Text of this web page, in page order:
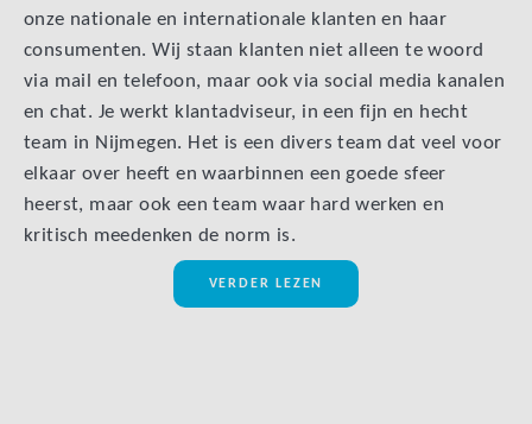
onze nationale en internationale klanten en haar
consumenten. Wij staan klanten niet alleen te woord
via mail en telefoon, maar ook via social media kanalen
en chat. Je werkt klantadviseur, in een fijn en hecht
team in Nijmegen. Het is een divers team dat veel voor
elkaar over heeft en waarbinnen een goede sfeer
heerst, maar ook een team waar hard werken en
kritisch meedenken de norm is.
VERDER LEZEN